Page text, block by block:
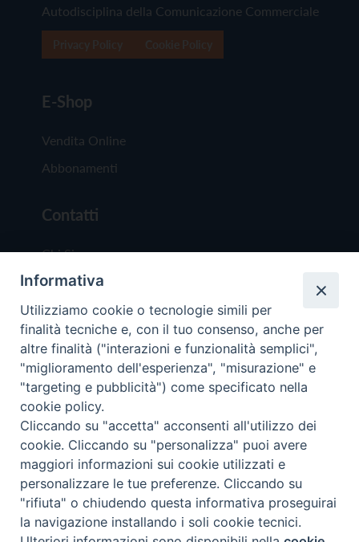
Autodisciplina della Comunicazione Commerciale
E-Shop
Vendita Online
Abbonamenti
Contatti
Chi Siamo
Redazione
Scrivici
Copyright © 2019 - Tutti i diritti riservati - Vita
Trentina Editrice
Privacy Policy
Torna
Informativa
Utilizziamo cookie o tecnologie simili per
finalità tecniche e, con il tuo consenso, anche per
altre finalità ("interazioni e funzionalità semplici",
"miglioramento dell'esperienza", "misurazione" e
"targeting e pubblicità") come specificato nella
cookie policy.
Cliccando su "accetta" acconsenti all'utilizzo dei
cookie. Cliccando su "personalizza" puoi avere
maggiori informazioni sui cookie utilizzati e
personalizzare le tue preferenze. Cliccando su
"rifiuta" o chiudendo questa informativa proseguirai
la navigazione installando i soli cookie tecnici.